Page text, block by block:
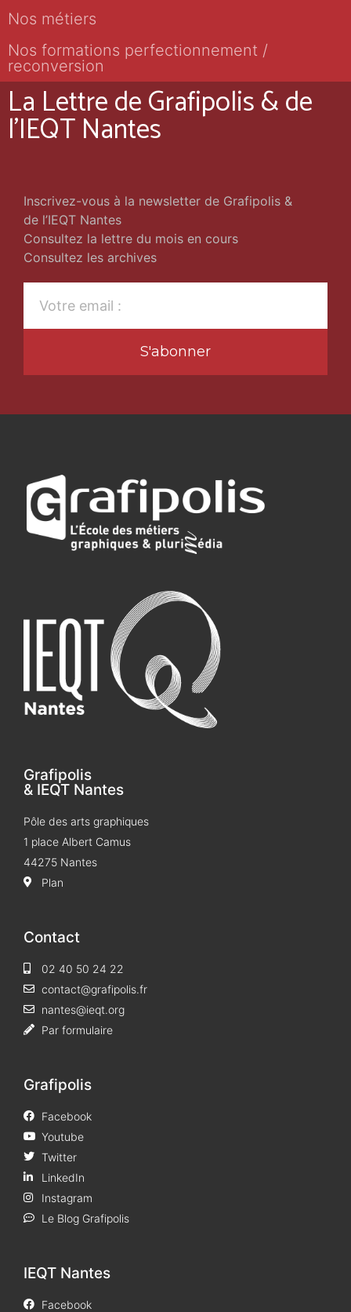
Nos métiers
Nos formations perfectionnement /
reconversion
La Lettre de Grafipolis & de
l'IEQT Nantes
Inscrivez-vous à la newsletter de Grafipolis &
de l’IEQT Nantes
Consultez la lettre du mois en cours
Consultez les archives
S'abonner
Grafipolis
& IEQT Nantes
Pôle des arts graphiques
1 place Albert Camus
44275 Nantes
Plan
Contact
02 40 50 24 22
contact@grafipolis.fr
nantes@ieqt.org
Par formulaire
Grafipolis
Facebook
Youtube
Twitter
LinkedIn
Instagram
Le Blog Grafipolis
IEQT Nantes
Facebook